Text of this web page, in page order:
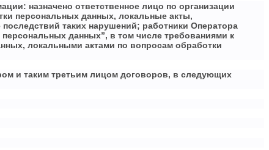
назначено ответственное лицо по организации
персональных данных, локальные акты,
таких нарушений; работники Оператора
данных”, в том числе требованиями к
локальными актами по вопросам обработки
и таким третьим лицом договоров, в следующих